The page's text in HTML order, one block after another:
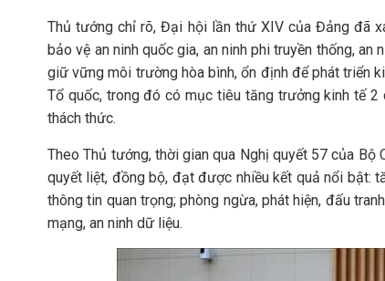
Thủ tướng chỉ rõ, Đại hội lần thứ XIV của Đảng đã
bảo vệ an ninh quốc gia, an ninh phi truyền thống,
giữ vững môi trường hòa bình, ổn định để phát triển
Tổ quốc, trong đó có mục tiêu tăng trưởng kinh tế
thách thức.
Theo Thủ tướng, thời gian qua Nghị quyết 57 của
quyết liệt, đồng bộ, đạt được nhiều kết quả nổi bật:
thông tin quan trọng; phòng ngừa, phát hiện, đấu
mạng, an ninh dữ liệu.